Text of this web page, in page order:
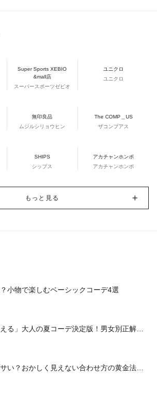
Super Sports XEBIO
&mall店
スーパースポーツゼビオ
ユニクロ
ユニクロ
無印良品
ムジルシリョウヒン
The COMP＿US
ザコンプアス
SHIPS
シップス
アカチャンホンポ
アカチャンホンポ
もっと見る
小物で楽しむベーシックコーデ4選
る」大人の夏コーデ決定版！男女別正解ス
い？おかしく見えない合わせ方の黄金法則
デ